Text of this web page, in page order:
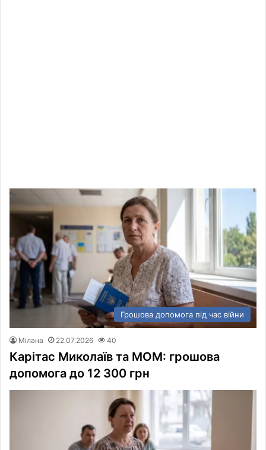
Грошова допомога під час війни
Мілана 22.07.2026 40
Карітас Миколаїв та МОМ: грошова
допомога до 12 300 грн